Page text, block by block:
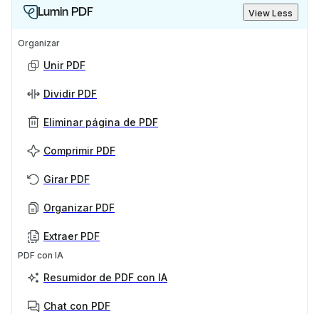
Lumin PDF View Less
Organizar
Unir PDF
Dividir PDF
Eliminar página de PDF
Comprimir PDF
Girar PDF
Organizar PDF
Extraer PDF
PDF con IA
Resumidor de PDF con IA
Chat con PDF